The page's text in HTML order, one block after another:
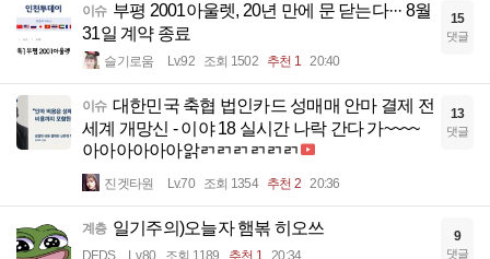
이슈 부평 2001아울렛, 20년 만에 문 닫는다··· 8월
31일 계약 종료
슬기로움 Lv.92 조회 1502 추천 1 20:40
15
댓글
이슈 대한민국 축협 법인카드 성매매 안마 결제 전
세계 개망신 - 이야 18 실시간 나락 간다 가~~~~
아아아아아아앍ㄺㄺㄺㄺㄺㄺ
진겟타원 Lv.70 조회 1354 추천 2 20:36
13
댓글
계층 일기주의)오늘자 햄볶 히오쓰 9
댓글